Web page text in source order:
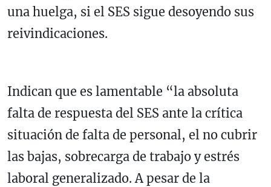
una huelga, si el SES sigue desoyendo sus
reivindicaciones.
Indican que es lamentable “la absoluta
falta de respuesta del SES ante la crítica
situación de falta de personal, el no cubrir
las bajas, sobrecarga de trabajo y estrés
laboral generalizado. A pesar de la